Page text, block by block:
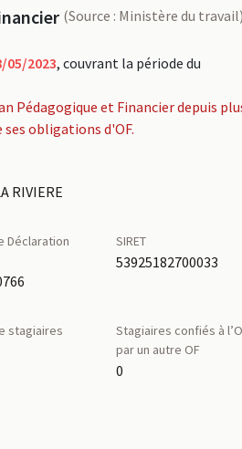
(Source : Ministère du travail)
05/2023, couvrant la période du
Pédagogique et Financier depuis
ses obligations d'OF.
RIVIERE
Déclaration
SIRET
53925182700033
stagiaires
Stagiaires confiés à
par un autre OF
0